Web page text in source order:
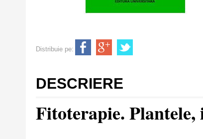
Distribuie pe:
DESCRIERE
Fitoterapie. Plantele,